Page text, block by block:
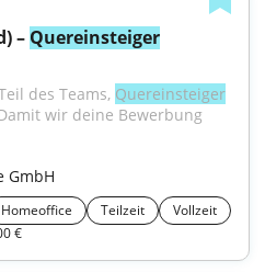
– Quereinsteiger
des Teams, Quereinsteiger
wir deine Bewerbung
GmbH
Homeoffice Teilzeit
Vollzeit
€